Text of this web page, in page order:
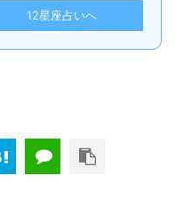
12星座占いへ